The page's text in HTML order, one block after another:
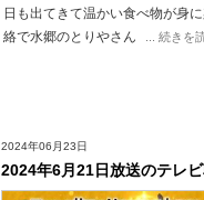
日も出てきて温かい食べ物が身
絡で水郷のとりやさん
... 続きを
2024年06月23日
2024年6月21日放送のテレ